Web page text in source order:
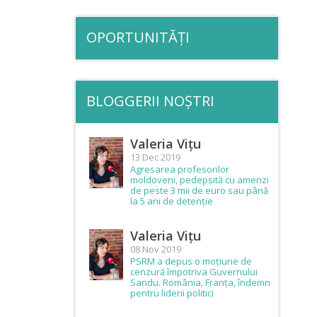
OPORTUNITĂȚI
BLOGGERII NOȘTRI
Valeria Vițu
13 Dec 2019
Agresarea profesorilor
moldoveni, pedepsită cu amenzi
de peste 3 mii de euro sau până
la 5 ani de detenție
Valeria Vițu
08 Nov 2019
PSRM a depus o moțiune de
cenzură împotriva Guvernului
Sandu. România, Franța, îndemn
pentru liderii politici